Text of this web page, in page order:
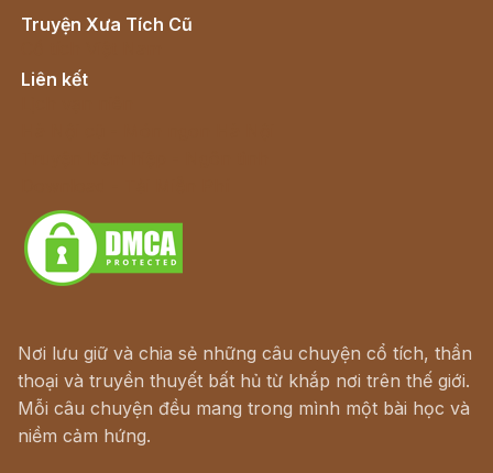
Truyện Xưa Tích Cũ
Liên kết
Nơi lưu giữ và chia sẻ những câu chuyện cổ tích, thần
thoại và truyền thuyết bất hủ từ khắp nơi trên thế giới.
Mỗi câu chuyện đều mang trong mình một bài học và
niềm cảm hứng.